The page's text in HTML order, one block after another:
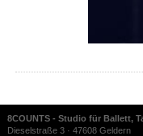
8COUNTS - Studio für Ballett,
Dieselstraße 3 · 47608 Geldern